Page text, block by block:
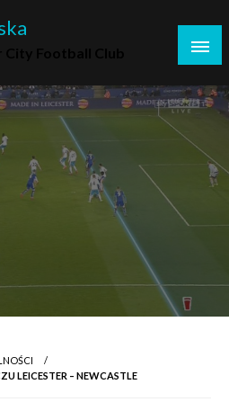
LEICESTER – NEWCASTLE